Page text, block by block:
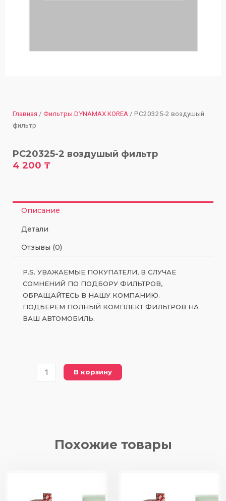
Главная / Фильтры DYNAMAX KOREA / PC20325-2 воздушый
фильтр
PC20325-2 воздушый фильтр
4 200 ₸
Описание
Детали
Отзывы (0)
P.S. УВАЖАЕМЫЕ ПОКУПАТЕЛИ, В СЛУЧАЕ
СОМНЕНИЙ ПО ПОДБОРУ ФИЛЬТРОВ,
ОБРАЩАЙТЕСЬ В НАШУ КОМПАНИЮ.
ПОДБЕРЕМ ПОЛНЫЙ КОМПЛЕКТ ФИЛЬТРОВ НА
ВАШ АВТОМОБИЛЬ.
Количество
товара
В корзину
Похожие товары